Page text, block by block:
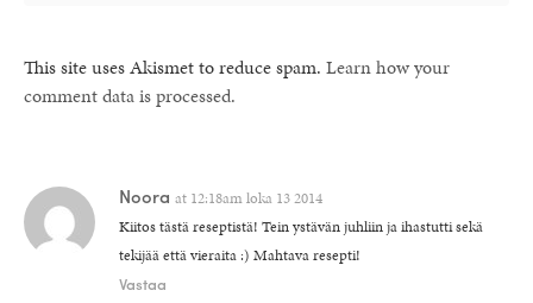
This site uses Akismet to reduce spam. Learn how your
comment data is processed.
Noora at 12:18am loka 13 2014
Kiitos tästä reseptistä! Tein ystävän juhliin ja ihastutti sekä
tekijää että vieraita :) Mahtava resepti!
Vastaa